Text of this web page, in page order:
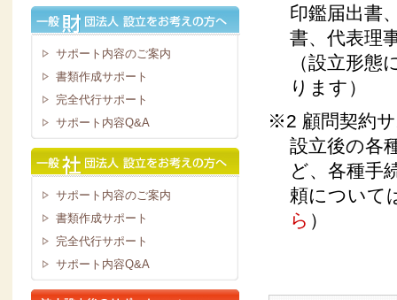
印鑑届出書
書、代表理
（設立形
ります）
※2 顧問契約
設立後の各
ど、各種手
頼について
ら ）
サポート内容のご案内
書類作成サポート
完全代行サポート
サポート内容Q&A
サポート内容のご案内
書類作成サポート
完全代行サポート
サポート内容Q&A